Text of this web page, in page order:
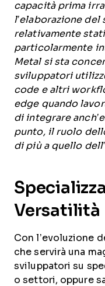
capacità prima
l’elaborazione
relativamente
particolarmente
Metal si sta
sviluppatori
code e altri
edge quando
di integrare
punto, il ruolo
di più a quello
Versatilità
Con l’evoluzione
che servirà una
sviluppatori su
o settori, oppure